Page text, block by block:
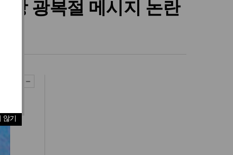
않기
장 광복절 메시지 논란